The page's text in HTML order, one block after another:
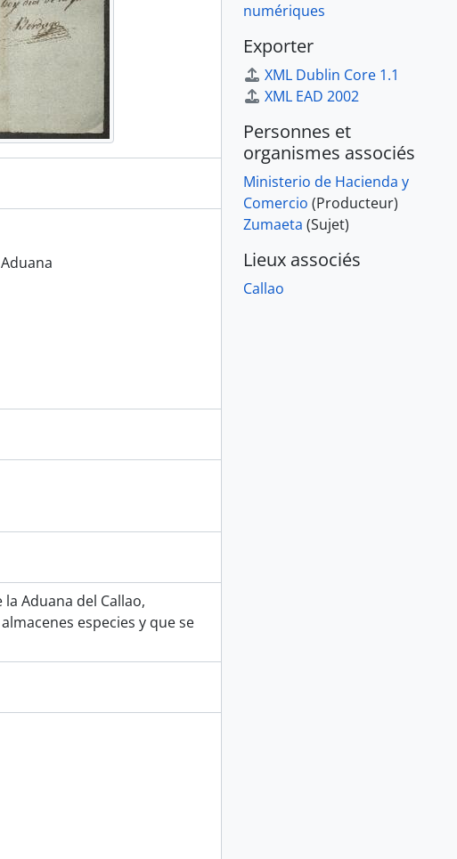
Aduana del Callao,
especies y que se
numériques
Exporter
XML Dublin Core 1.1
XML EAD 2002
Personnes et
organismes associés
Ministerio de Hacienda y
Comercio (Producteur)
Zumaeta (Sujet)
Lieux associés
Callao